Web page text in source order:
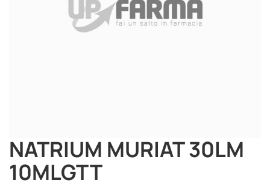
NATRIUM MURIAT 30LM
10MLGTT
Vai
all'inizio
della
galleria